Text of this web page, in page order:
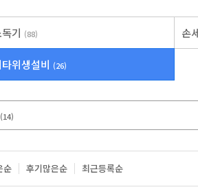
기 (88) 손
위생설비 (26)
(14)
순 후기많은순 최근등록순